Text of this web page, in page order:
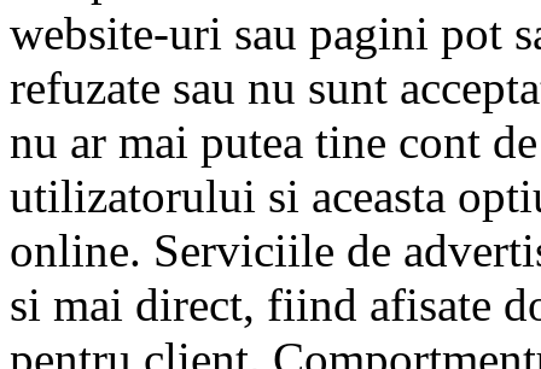
website-uri sau pagini pot
refuzate sau nu sunt
nu ar mai putea tine cont
utilizatorului si aceasta
online. Serviciile de
si mai direct, fiind afisate